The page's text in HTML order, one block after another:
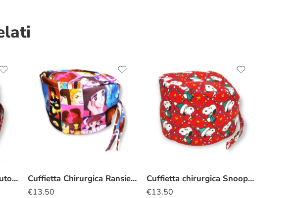
Cuffietta chirurgica Naruto nuvola rossa Cuffietta Chirurgica Ransie la strega
€13.50
Cuffietta chirurgica Snoopy luci natalizie
€13.50